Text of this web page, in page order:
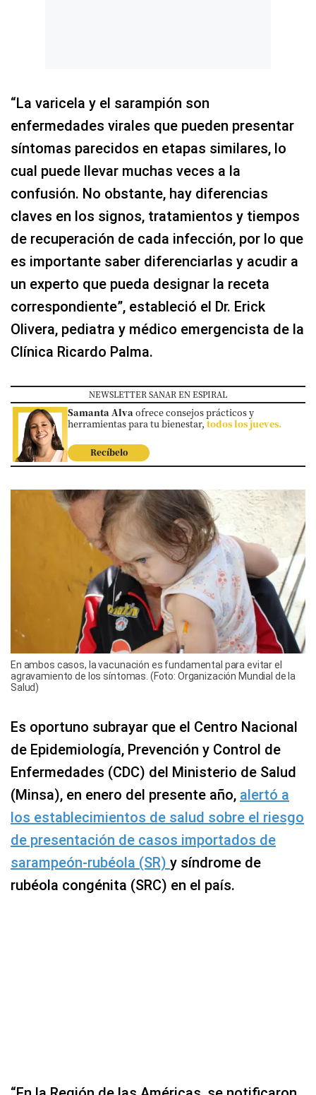
“La varicela y el sarampión son
enfermedades virales que pueden presentar
síntomas parecidos en etapas similares, lo
cual puede llevar muchas veces a la
confusión. No obstante, hay diferencias
claves en los signos, tratamientos y tiempos
de recuperación de cada infección, por lo que
es importante saber diferenciarlas y acudir a
un experto que pueda designar la receta
correspondiente”, estableció el Dr. Erick
Olivera, pediatra y médico emergencista de la
Clínica Ricardo Palma.
NEWSLETTER SANAR EN ESPIRAL
Samanta Alvaofrece consejos prácticos y
herramientas para tu bienestar, todos los jueves.
Recíbelo
En ambos casos, la vacunación es fundamental para evitar el
agravamiento de los síntomas. (Foto: Organización Mundial de la
Salud)
Es oportuno subrayar que el Centro Nacional
de Epidemiología, Prevención y Control de
Enfermedades (CDC) del Ministerio de Salud
(Minsa), en enero del presente año, alertó a
los establecimientos de salud sobre el riesgo
de presentación de casos importados de
sarampeón-rubéola (SR) y síndrome de
rubéola congénita (SRC) en el país.